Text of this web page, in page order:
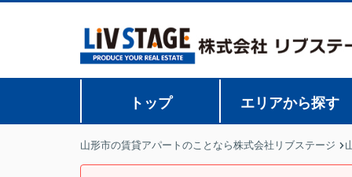
トップ エリアから探す
山形市の賃貸アパートのことなら株式会社リブステージ